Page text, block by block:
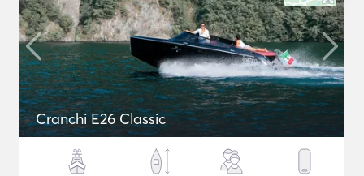
Cranchi E26 Classic